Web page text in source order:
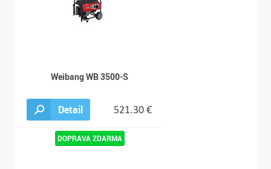
Weibang WB 3500-S
Detail 521.30 €